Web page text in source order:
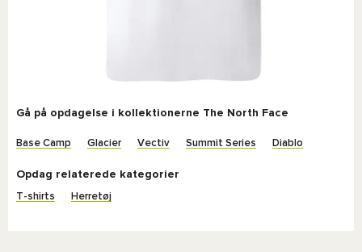
Gå på opdagelse i kollektionerne The North Face
Base Camp Glacier Vectiv Summit Series Diablo
Opdag relaterede kategorier
T-shirts Herretøj